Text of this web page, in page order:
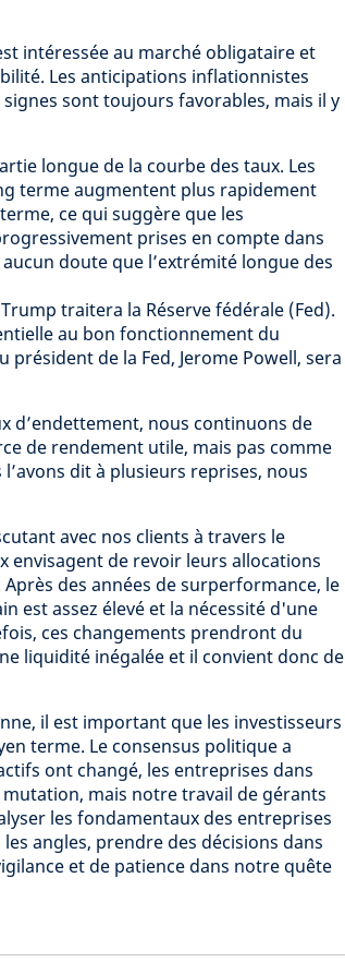
intéressée au marché obligataire et
Les anticipations inflationnistes
sont toujours favorables, mais il y
longue de la courbe des taux. Les
terme augmentent plus rapidement
ce qui suggère que les
prises en compte dans
doute que l’extrémité longue des
traitera la Réserve fédérale (Fed).
au bon fonctionnement du
de la Fed, Jerome Powell, sera
d’endettement, nous continuons de
de rendement utile, mais pas comme
dit à plusieurs reprises, nous
avec nos clients à travers le
envisagent de revoir leurs allocations
des années de surperformance, le
est assez élevé et la nécessité d'une
ces changements prendront du
liquidité inégalée et il convient donc de
il est important que les investisseurs
terme. Le consensus politique a
ont changé, les entreprises dans
mais notre travail de gérants
les fondamentaux des entreprises
angles, prendre des décisions dans
et de patience dans notre quête